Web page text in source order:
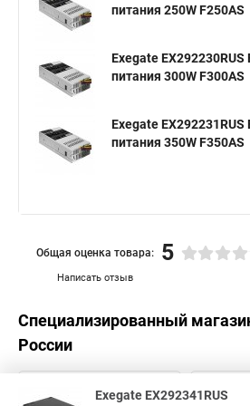
питания 250W F250AS
Exegate EX292230RUS
питания 300W F300AS
Exegate EX292231RUS
питания 350W F350AS
Написать отзыв
Общая оценка товара: 5
Специализированный
России
Exegate EX292341RUS